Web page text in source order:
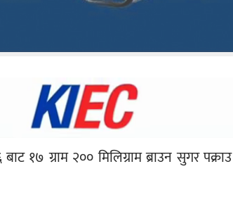
१७ ग्राम २०० मिलिग्राम ब्राउन सुगर पक्राउ